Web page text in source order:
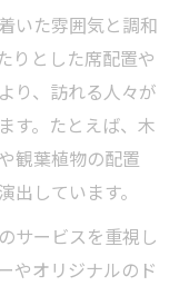
な空間作り
選ぶコツ
重要ポイント
方と注意点
フェ活用術
の条件解説
るコツ
いた雰囲気と調和
りとした席配置や
り、訪れる人々が
す。たとえば、木
観葉植物の配置
しています。
サービスを重視し
やオリジナルのド